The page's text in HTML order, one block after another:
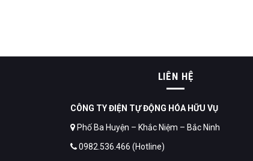
LIÊN HỆ
CÔNG TY ĐIỆN TỰ ĐỘNG HÓA HỮU VỤ
Phố Ba Huyện – Khắc Niệm – Bắc Ninh
0982.536.466 (Hotline)